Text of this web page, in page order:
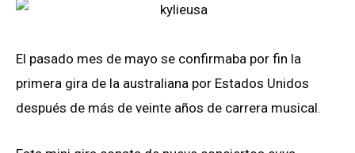
El pasado mes de mayo se confirmaba por fin la
primera gira de la australiana por Estados Unidos
después de más de veinte años de carrera musical.